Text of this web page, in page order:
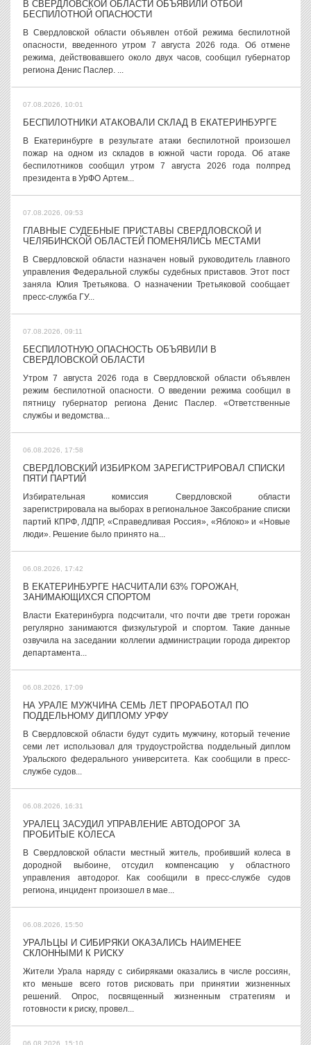
В СВЕРДЛОВСКОЙ ОБЛАСТИ ОБЪЯВИЛИ ОТБОЙ
БЕСПИЛОТНОЙ ОПАСНОСТИ
В Свердловской области объявлен отбой режима беспилотной
опасности, введенного утром 7 августа 2026 года. Об отмене
режима, действовавшего около двух часов, сообщил губернатор
региона Денис Паслер. ...
07.08.2026, 10:01
БЕСПИЛОТНИКИ АТАКОВАЛИ СКЛАД В ЕКАТЕРИНБУРГЕ
В Екатеринбурге в результате атаки беспилотной произошел
пожар на одном из складов в южной части города. Об атаке
беспилотников сообщил утром 7 августа 2026 года полпред
президента в УрФО Артем...
07.08.2026, 09:53
ГЛАВНЫЕ СУДЕБНЫЕ ПРИСТАВЫ СВЕРДЛОВСКОЙ И
ЧЕЛЯБИНСКОЙ ОБЛАСТЕЙ ПОМЕНЯЛИСЬ МЕСТАМИ
В Свердловской области назначен новый руководитель главного
управления Федеральной службы судебных приставов. Этот пост
заняла Юлия Третьякова. О назначении Третьяковой сообщает
пресс-служба ГУ...
07.08.2026, 09:11
БЕСПИЛОТНУЮ ОПАСНОСТЬ ОБЪЯВИЛИ В
СВЕРДЛОВСКОЙ ОБЛАСТИ
Утром 7 августа 2026 года в Свердловской области объявлен
режим беспилотной опасности. О введении режима сообщил в
пятницу губернатор региона Денис Паслер. «Ответственные
службы и ведомства...
06.08.2026, 17:58
СВЕРДЛОВСКИЙ ИЗБИРКОМ ЗАРЕГИСТРИРОВАЛ СПИСКИ
ПЯТИ ПАРТИЙ
Избирательная комиссия Свердловской области
зарегистрировала на выборах в региональное Заксобрание списки
партий КПРФ, ЛДПР, «Справедливая Россия», «Яблоко» и «Новые
люди». Решение было принято на...
06.08.2026, 17:42
В ЕКАТЕРИНБУРГЕ НАСЧИТАЛИ 63% ГОРОЖАН,
ЗАНИМАЮЩИХСЯ СПОРТОМ
Власти Екатеринбурга подсчитали, что почти две трети горожан
регулярно занимаются физкультурой и спортом. Такие данные
озвучила на заседании коллегии администрации города директор
департамента...
06.08.2026, 17:09
НА УРАЛЕ МУЖЧИНА СЕМЬ ЛЕТ ПРОРАБОТАЛ ПО
ПОДДЕЛЬНОМУ ДИПЛОМУ УРФУ
В Свердловской области будут судить мужчину, который течение
семи лет использовал для трудоустройства поддельный диплом
Уральского федерального университета. Как сообщили в пресс-
службе судов...
06.08.2026, 16:31
УРАЛЕЦ ЗАСУДИЛ УПРАВЛЕНИЕ АВТОДОРОГ ЗА
ПРОБИТЫЕ КОЛЕСА
В Свердловской области местный житель, пробивший колеса в
дородной выбоине, отсудил компенсацию у областного
управления автодорог. Как сообщили в пресс-службе судов
региона, инцидент произошел в мае...
06.08.2026, 15:50
УРАЛЬЦЫ И СИБИРЯКИ ОКАЗАЛИСЬ НАИМЕНЕЕ
СКЛОННЫМИ К РИСКУ
Жители Урала наряду с сибиряками оказались в числе россиян,
кто меньше всего готов рисковать при принятии жизненных
решений. Опрос, посвященный жизненным стратегиям и
готовности к риску, провел...
06.08.2026, 15:10